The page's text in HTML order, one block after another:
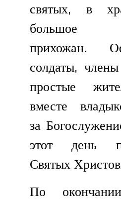
святых, в
большое
прихожан.
солдаты,
простые
вместе
за
этот день
Святых
По